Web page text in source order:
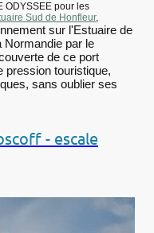
ODYSSEE pour les
Sud de Honfleur,
sur l'Estuaire de
Normandie par le
de ce port
pression touristique,
sans oublier ses
- escale